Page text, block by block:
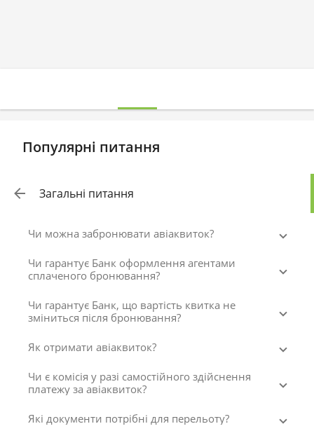
Популярні питання
Загальні питання
Чи можна забронювати авіаквиток?
Чи гарантує Банк оформлення агентами
сплаченого бронювання?
Чи гарантує Банк, що вартість квитка не
зміниться після бронювання?
Як отримати авіаквиток?
Чи є комісія у разі самостійного здійснення
платежу за авіаквиток?
Які документи потрібні для перельоту?